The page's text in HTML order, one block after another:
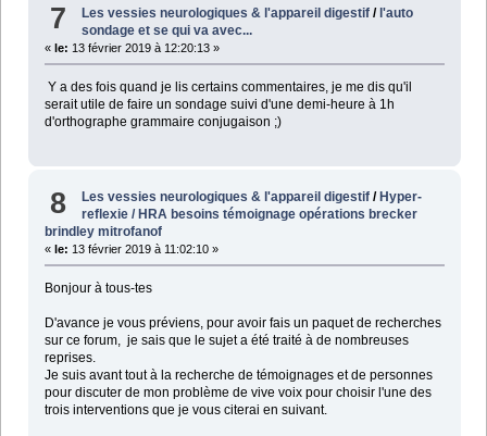
7 Les vessies neurologiques & l'appareil digestif /l'auto
sondage et se qui va avec...
« le: 13 février 2019 à 12:20:13 »
Y a des fois quand je lis certains commentaires, je me dis qu'il
serait utile de faire un sondage suivi d'une demi-heure à 1h
d'orthographe grammaire conjugaison ;)
8 Les vessies neurologiques & l'appareil digestif / Hyper-
reflexie / HRA besoins témoignage opérations brecker
brindley mitrofanof
« le: 13 février 2019 à 11:02:10 »
Bonjour à tous-tes
D'avance je vous préviens, pour avoir fais un paquet de recherches
sur ce forum, je sais que le sujet a été traité à de nombreuses
reprises.
Je suis avant tout à la recherche de témoignages et de personnes
pour discuter de mon problème de vive voix pour choisir l'une des
trois interventions que je vous citerai en suivant.